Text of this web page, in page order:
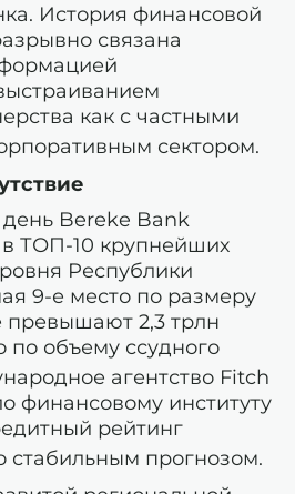
История финансовой
связана
как с частными
сектором.
Bereke Bank
в ТОП-10 крупнейших
Республики
9-е место по размеру
превышают 2,3 трлн
по объему ссудного
агентство Fitch
финансовому институту
рейтинг
стабильным прогнозом.